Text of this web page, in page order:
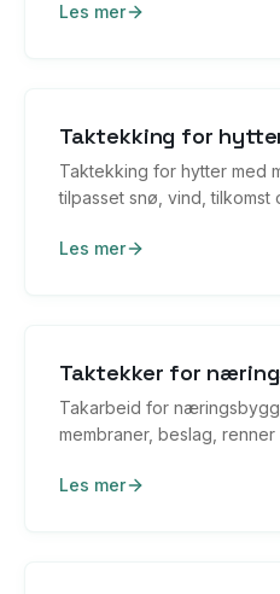
Les mer
Taktekking for
Taktekking for hytter med
tilpasset snø, vind, tilkomst
Les mer
Taktekker for
Takarbeid for
membraner, beslag,
Les mer